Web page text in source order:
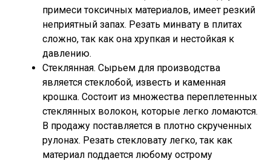
примеси токсичных материалов, имеет резкий
неприятный запах. Резать минвату в плитах
сложно, так как она хрупкая и нестойкая к
давлению.
Стеклянная. Сырьем для производства
является стеклобой, известь и каменная
крошка. Состоит из множества переплетенных
стеклянных волокон, которые легко ломаются.
В продажу поставляется в плотно скрученных
рулонах. Резать стекловату легко, так как
материал поддается любому острому